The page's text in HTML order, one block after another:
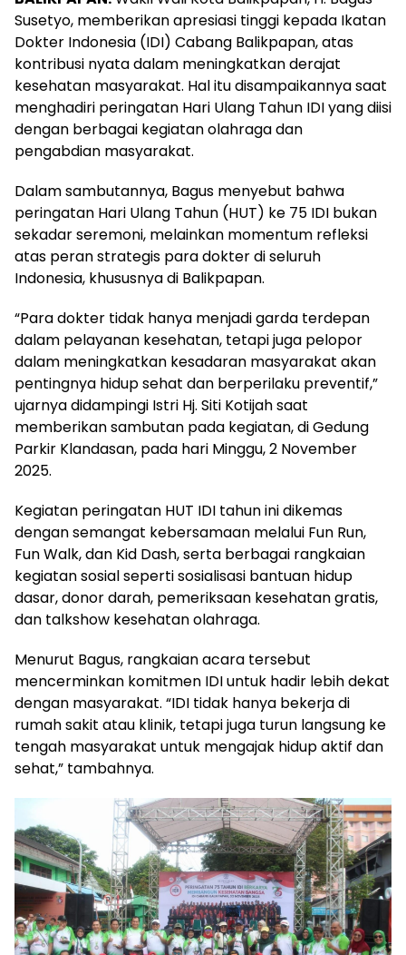
Susetyo, memberikan apresiasi tinggi kepada Ikatan
Dokter Indonesia (IDI) Cabang Balikpapan, atas
kontribusi nyata dalam meningkatkan derajat
kesehatan masyarakat. Hal itu disampaikannya saat
menghadiri peringatan Hari Ulang Tahun IDI yang diisi
dengan berbagai kegiatan olahraga dan
pengabdian masyarakat.
Dalam sambutannya, Bagus menyebut bahwa
peringatan Hari Ulang Tahun (HUT) ke 75 IDI bukan
sekadar seremoni, melainkan momentum refleksi
atas peran strategis para dokter di seluruh
Indonesia, khususnya di Balikpapan.
“Para dokter tidak hanya menjadi garda terdepan
dalam pelayanan kesehatan, tetapi juga pelopor
dalam meningkatkan kesadaran masyarakat akan
pentingnya hidup sehat dan berperilaku preventif,”
ujarnya didampingi Istri Hj. Siti Kotijah saat
memberikan sambutan pada kegiatan, di Gedung
Parkir Klandasan, pada hari Minggu, 2 November
2025.
Kegiatan peringatan HUT IDI tahun ini dikemas
dengan semangat kebersamaan melalui Fun Run,
Fun Walk, dan Kid Dash, serta berbagai rangkaian
kegiatan sosial seperti sosialisasi bantuan hidup
dasar, donor darah, pemeriksaan kesehatan gratis,
dan talkshow kesehatan olahraga.
Menurut Bagus, rangkaian acara tersebut
mencerminkan komitmen IDI untuk hadir lebih dekat
dengan masyarakat. “IDI tidak hanya bekerja di
rumah sakit atau klinik, tetapi juga turun langsung ke
tengah masyarakat untuk mengajak hidup aktif dan
sehat,” tambahnya.